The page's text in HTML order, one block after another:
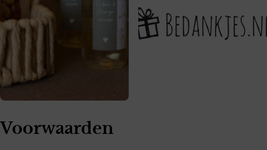
Voorwaarden